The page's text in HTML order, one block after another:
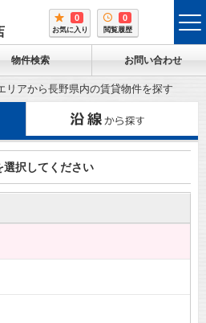
0
お気に入り
0
閲覧履歴
物件検索 お問い合わせ
リアから長野県内の賃貸物件を探す
選択してください